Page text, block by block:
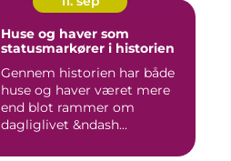
Huse og haver som
statusmarkører i historien
Gennem historien har både
huse og haver været mere
end blot rammer om
dagliglivet &ndash...